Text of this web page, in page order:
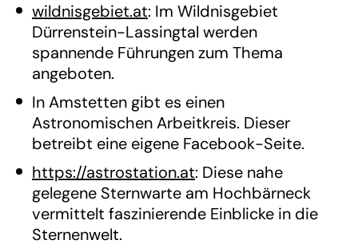
wildnisgebiet.at: Im Wildnisgebiet
Dürrenstein-Lassingtal werden
spannende Führungen zum Thema
angeboten.
In Amstetten gibt es einen
Astronomischen Arbeitkreis. Dieser
betreibt eine eigene Facebook-Seite.
https://astrostation.at: Diese nahe
gelegene Sternwarte am Hochbärneck
vermittelt faszinierende Einblicke in die
Sternenwelt.